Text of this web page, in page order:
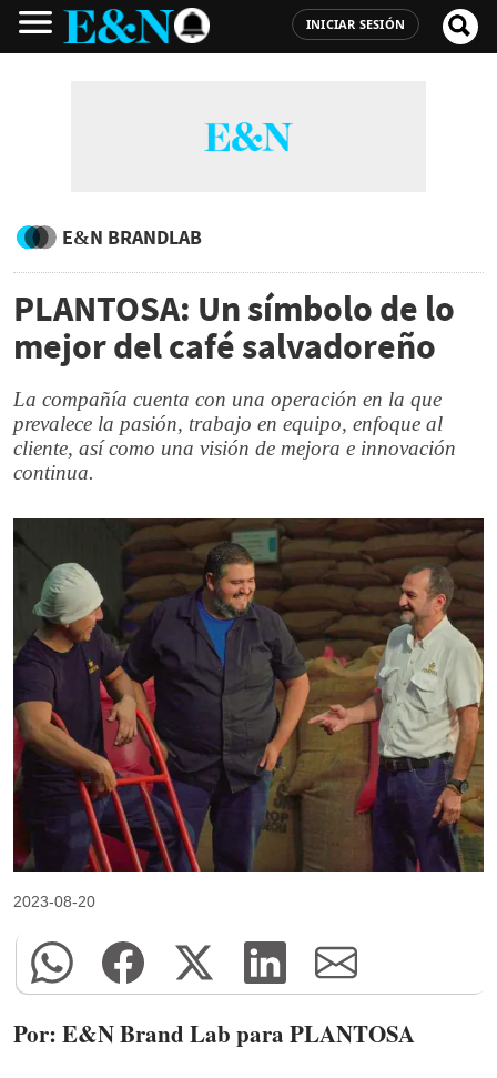
INICIAR SESIÓN
E&N BRANDLAB
PLANTOSA: Un símbolo de lo
mejor del café salvadoreño
La compañía cuenta con una operación en la que
prevalece la pasión, trabajo en equipo, enfoque al
cliente, así como una visión de mejora e innovación
continua.
2023-08-20
Por: E&N Brand Lab para PLANTOSA